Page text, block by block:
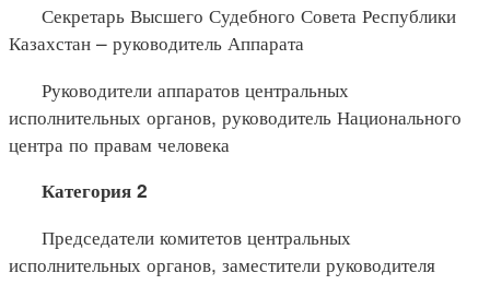
Секретарь Высшего Судебного Совета Республики
Казахстан – руководитель Аппарата
Руководители аппаратов центральных
исполнительных органов, руководитель Национального
центра по правам человека
Категория 2
Председатели комитетов центральных
исполнительных органов, заместители руководителя